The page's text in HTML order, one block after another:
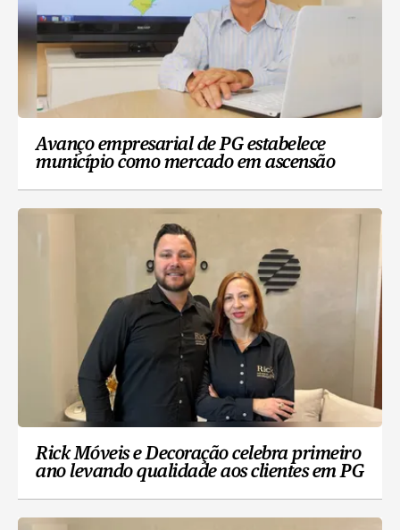
Avanço empresarial de PG estabelece
município como mercado em ascensão
Rick Móveis e Decoração celebra primeiro
ano levando qualidade aos clientes em PG